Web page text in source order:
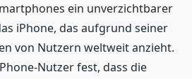
ein unverzichtbarer
iPhone, das aufgrund seiner
von Nutzern weltweit anzieht.
Nutzer fest, dass die